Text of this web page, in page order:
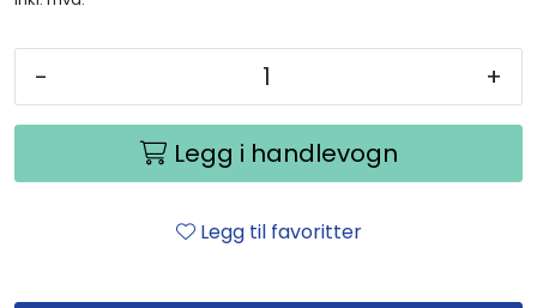
- +
Legg i handlevogn
Legg til favoritter